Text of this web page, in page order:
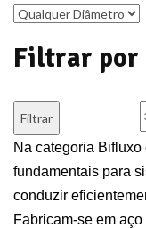
Filtrar por
Filtrar
Na categoria Bifluxo
fundamentais para
conduzir
Fabricam-se em